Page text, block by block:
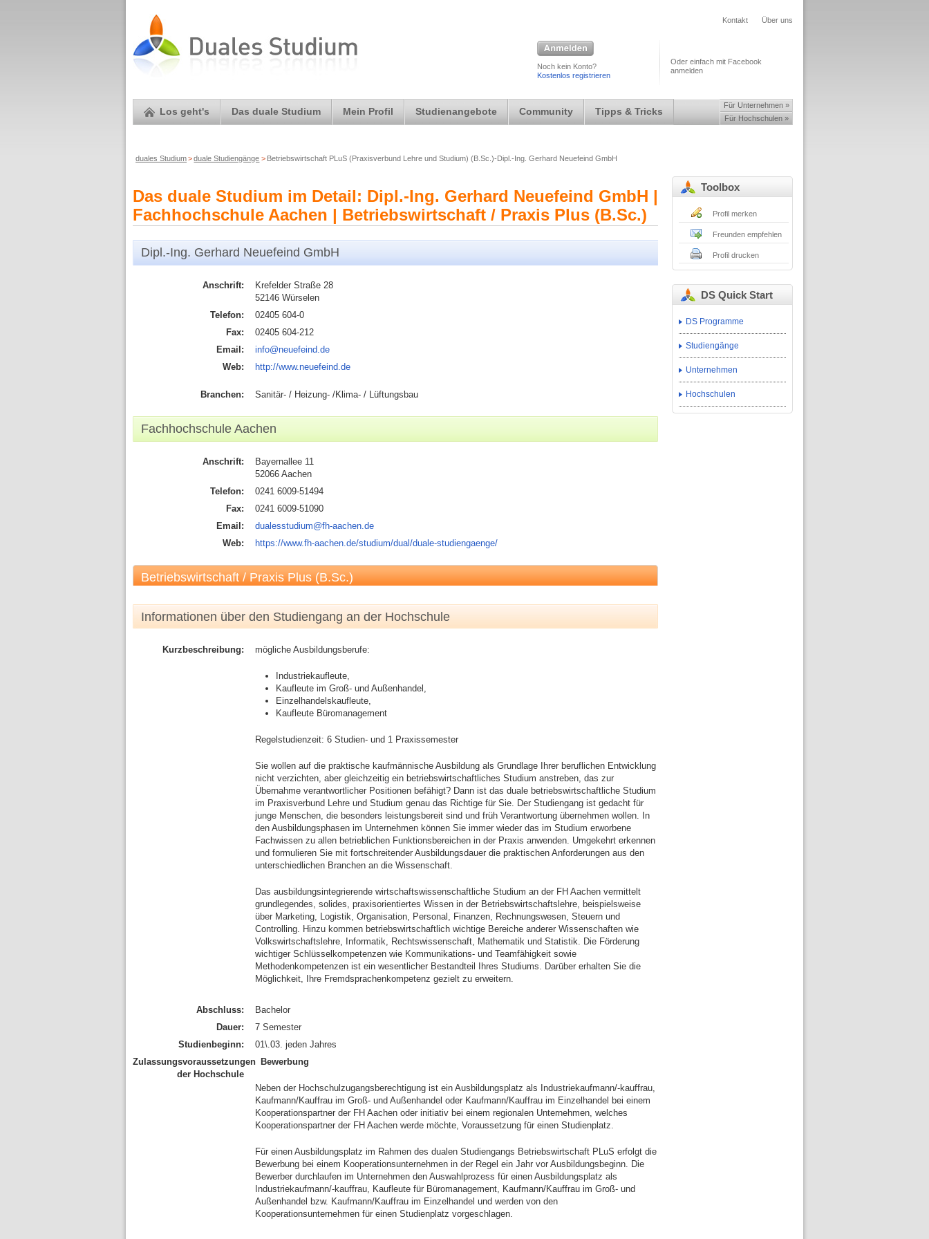
Kontakt Über uns
Noch kein Konto?
Kostenlos registrieren
Oder einfach mit Facebook
anmelden
Los geht's Das duale Studium Mein Profil Studienangebote Community Tipps & Tricks
Für Unternehmen »
Für Hochschulen »
duales Studium> duale Studiengänge > Betriebswirtschaft PLuS (Praxisverbund Lehre und Studium) (B.Sc.)-Dipl.-Ing. Gerhard Neuefeind GmbH
Das duale Studium im Detail: Dipl.-Ing. Gerhard Neuefeind GmbH |
Fachhochschule Aachen | Betriebswirtschaft / Praxis Plus (B.Sc.)
Dipl.-Ing. Gerhard Neuefeind GmbH
Anschrift:
Krefelder Straße 28
52146 Würselen
Telefon:
02405 604-0
Fax:
02405 604-212
Email:
info@neuefeind.de
Web:
http://www.neuefeind.de
Branchen: Sanitär- / Heizung- /Klima- / Lüftungsbau
Fachhochschule Aachen
Anschrift:
Bayernallee 11
52066 Aachen
Telefon:
0241 6009-51494
Fax:
0241 6009-51090
Email:
dualesstudium@fh-aachen.de
Web:
https://www.fh-aachen.de/studium/dual/duale-studiengaenge/
Betriebswirtschaft / Praxis Plus (B.Sc.)
Informationen über den Studiengang an der Hochschule
Kurzbeschreibung: mögliche Ausbildungsberufe:
Industriekaufleute,
Kaufleute im Groß- und Außenhandel,
Einzelhandelskaufleute,
Kaufleute Büromanagement
Regelstudienzeit: 6 Studien- und 1 Praxissemester
Sie wollen auf die praktische kaufmännische Ausbildung als Grundlage Ihrer beruflichen Entwicklung
nicht verzichten, aber gleichzeitig ein betriebswirtschaftliches Studium anstreben, das zur
Übernahme verantwortlicher Positionen befähigt? Dann ist das duale betriebswirtschaftliche Studium
im Praxisverbund Lehre und Studium genau das Richtige für Sie. Der Studiengang ist gedacht für
junge Menschen, die besonders leistungsbereit sind und früh Verantwortung übernehmen wollen. In
den Ausbildungsphasen im Unternehmen können Sie immer wieder das im Studium erworbene
Fachwissen zu allen betrieblichen Funktionsbereichen in der Praxis anwenden. Umgekehrt erkennen
und formulieren Sie mit fortschreitender Ausbildungsdauer die praktischen Anforderungen aus den
unterschiedlichen Branchen an die Wissenschaft.
Das ausbildungsintegrierende wirtschaftswissenschaftliche Studium an der FH Aachen vermittelt
grundlegendes, solides, praxisorientiertes Wissen in der Betriebswirtschaftslehre, beispielsweise
über Marketing, Logistik, Organisation, Personal, Finanzen, Rechnungswesen, Steuern und
Controlling. Hinzu kommen betriebswirtschaftlich wichtige Bereiche anderer Wissenschaften wie
Volkswirtschaftslehre, Informatik, Rechtswissenschaft, Mathematik und Statistik. Die Förderung
wichtiger Schlüsselkompetenzen wie Kommunikations- und Teamfähigkeit sowie
Methodenkompetenzen ist ein wesentlicher Bestandteil Ihres Studiums. Darüber erhalten Sie die
Möglichkeit, Ihre Fremdsprachenkompetenz gezielt zu erweitern.
Abschluss:
Bachelor
Dauer:
7 Semester
Studienbeginn:
01\.03. jeden Jahres
Zulassungsvoraussetzungen
der Hochschule
Bewerbung
Neben der Hochschulzugangsberechtigung ist ein Ausbildungsplatz als Industriekaufmann/-kauffrau,
Kaufmann/Kauffrau im Groß- und Außenhandel oder Kaufmann/Kauffrau im Einzelhandel bei einem
Kooperationspartner der FH Aachen oder initiativ bei einem regionalen Unternehmen, welches
Kooperationspartner der FH Aachen werde möchte, Voraussetzung für einen Studienplatz.
Für einen Ausbildungsplatz im Rahmen des dualen Studiengangs Betriebswirtschaft PLuS erfolgt die
Bewerbung bei einem Kooperationsunternehmen in der Regel ein Jahr vor Ausbildungsbeginn. Die
Bewerber durchlaufen im Unternehmen den Auswahlprozess für einen Ausbildungsplatz als
Industriekaufmann/-kauffrau, Kaufleute für Büromanagement, Kaufmann/Kauffrau im Groß- und
Außenhandel bzw. Kaufmann/Kauffrau im Einzelhandel und werden von den
Kooperationsunternehmen für einen Studienplatz vorgeschlagen.
Toolbox
Profil merken
Freunden empfehlen
Profil drucken
DS Quick Start
DS Programme
Studiengänge
Unternehmen
Hochschulen